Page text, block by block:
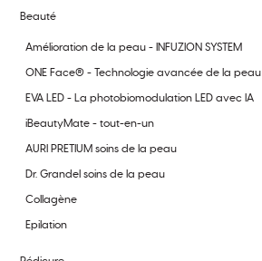
Beauté
Amélioration de la peau - INFUZION SYSTEM
ONE Face® - Technologie avancée de la peau
EVA LED - La photobiomodulation LED avec IA
iBeautyMate - tout-en-un
AURI PRETIUM soins de la peau
Dr. Grandel soins de la peau
Collagène
Epilation